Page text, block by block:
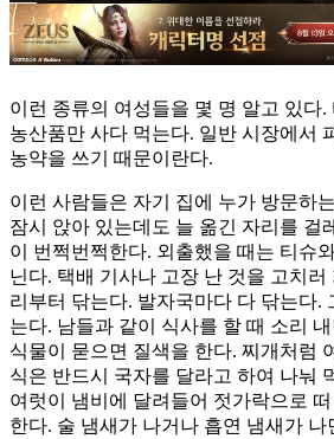
이런 종류의 여성들을 몇 명 알고 있다.
농산품만 사다 먹는다. 일반 시장에서
농약을 쓰기 때문이란다.
이런 사람들은 자기 집에 누가 방문하
잠시 앉아 있는데도 늘 옮긴 자리를 걸
이 번쩍번쩍한다. 외출했을 때는 티슈
닌다. 택배 기사나 고장 난 것을 고치
리부터 닦는다. 발자국마다 다 닦는다.
는다. 남들과 같이 식사를 할 때 소리
식물이 묻으면 질색을 한다. 찌개처럼
식은 반드시 국자를 달라고 하여 나눠
여럿이 냄비에 달려들어 젓가락으로
한다. 술 냄새가 나거나 흡연 냄새가